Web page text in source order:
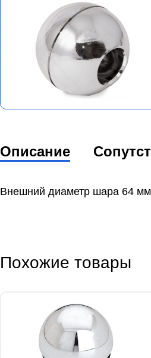
Описание
Внешний диаметр шара 64
Похожие товары